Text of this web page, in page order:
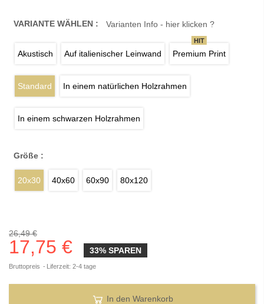
VARIANTE WÄHLEN : Varianten Info - hier klicken ?
Akustisch Auf italienischer Leinwand Premium Print
HIT
Standard In einem natürlichen Holzrahmen
In einem schwarzen Holzrahmen
Größe :
20x30 40x60 60x90 80x120
26,49 €
17,75 € 33% SPAREN
Bruttopreis Liferzeit: 2-4 tage
In den Warenkorb